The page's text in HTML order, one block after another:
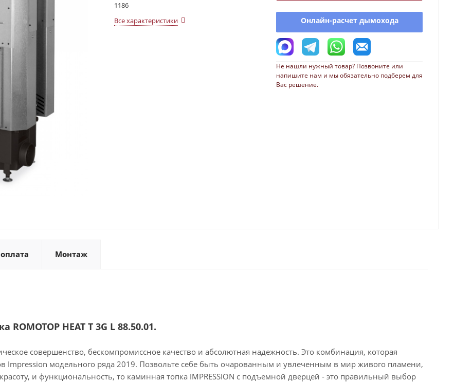
1186
Все характеристики
Онлайн-расчет дымохода
Не нашли нужный товар? Позвоните или
напишите нам и мы обязательно подберем для
Вас решение.
Монтаж
HEAT Т 3G L 88.50.01.
совершенство, бескомпромиссное качество и абсолютная надежность. Это комбинация, которая
модельного ряда 2019. Позвольте себе быть очарованным и увлеченным в мир живого пламени,
и функциональность, то каминная топка IMPRESSION с подъемной дверцей - это правильный выбор